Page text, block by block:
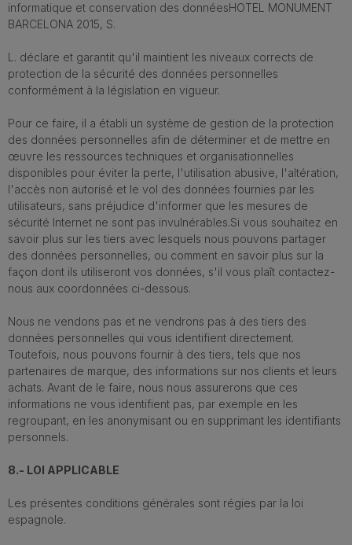
informatique et conservation des donnéesHOTEL MONUMENT
BARCELONA 2015, S.
L. déclare et garantit qu'il maintient les niveaux corrects de
protection de la sécurité des données personnelles
conformément à la législation en vigueur.
Pour ce faire, il a établi un système de gestion de la protection
des données personnelles afin de déterminer et de mettre en
œuvre les ressources techniques et organisationnelles
disponibles pour éviter la perte, l'utilisation abusive, l'altération,
l'accès non autorisé et le vol des données fournies par les
utilisateurs, sans préjudice d'informer que les mesures de
sécurité Internet ne sont pas invulnérables.Si vous souhaitez en
savoir plus sur les tiers avec lesquels nous pouvons partager
des données personnelles, ou comment en savoir plus sur la
façon dont ils utiliseront vos données, s'il vous plaît contactez-
nous aux coordonnées ci-dessous.
Nous ne vendons pas et ne vendrons pas à des tiers des
données personnelles qui vous identifient directement.
Toutefois, nous pouvons fournir à des tiers, tels que nos
partenaires de marque, des informations sur nos clients et leurs
achats. Avant de le faire, nous nous assurerons que ces
informations ne vous identifient pas, par exemple en les
regroupant, en les anonymisant ou en supprimant les identifiants
personnels.
8.- LOI APPLICABLE
Les présentes conditions générales sont régies par la loi
espagnole.